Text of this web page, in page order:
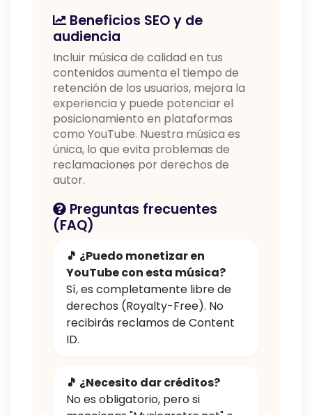
Beneficios SEO y de
audiencia
Incluir música de calidad en tus
contenidos aumenta el tiempo de
retención de los usuarios, mejora la
experiencia y puede potenciar el
posicionamiento en plataformas
como YouTube. Nuestra música es
única, lo que evita problemas de
reclamaciones por derechos de
autor.
Preguntas frecuentes
(FAQ)
🎵 ¿Puedo monetizar en
YouTube con esta música?
Sí, es completamente libre de
derechos (Royalty-Free). No
recibirás reclamos de Content
ID.
🎵 ¿Necesito dar créditos?
No es obligatorio, pero si